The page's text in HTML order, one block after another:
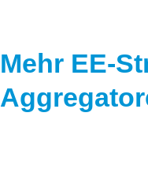
Schriften zum
Mehr EE-